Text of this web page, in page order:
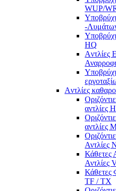
WUP/
-
ΗQ
Aντλίες
Aντλίες
αντλίες
αντλίες
Αντλίες
Κάθετες
Αντλίες
Κάθετες
TF / TX